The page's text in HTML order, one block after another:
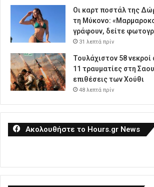
Οι καρτ ποστάλ της
τη Μύκονο:
γράφουν, δείτε
31 λεπτά πρίν
Τουλάχιστον 58 νεκροί
11 τραυματίες στη
επιθέσεις των Χούθι
48 λεπτά πρίν
Ακολουθήστε το Hours.gr News